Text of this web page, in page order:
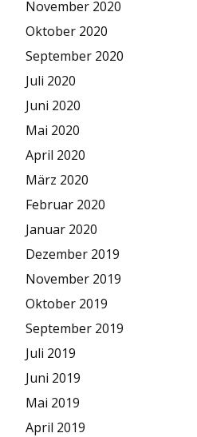
November 2020
Oktober 2020
September 2020
Juli 2020
Juni 2020
Mai 2020
April 2020
März 2020
Februar 2020
Januar 2020
Dezember 2019
November 2019
Oktober 2019
September 2019
Juli 2019
Juni 2019
Mai 2019
April 2019